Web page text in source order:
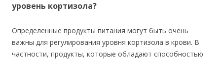
уровень кортизола?
Определенные продукты питания могут быть очень
важны для регулирования уровня кортизола в крови. В
частности, продукты, которые обладают способностью